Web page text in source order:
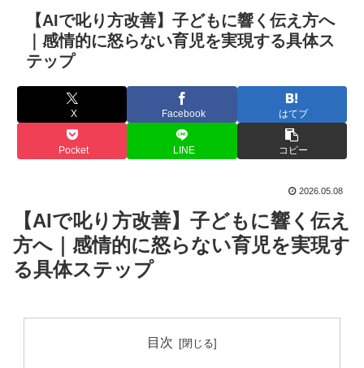
【AIで叱り方改善】子どもに響く伝え方へ
｜感情的に怒らない育児を実現する具体ス
テップ
X Facebook はてブ
Pocket LINE コピー
2026.05.08
【AIで叱り方改善】子どもに響く伝え
方へ｜感情的に怒らない育児を実現す
る具体ステップ
目次